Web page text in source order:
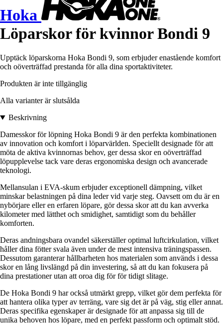
Hoka
Löparskor för kvinnor Bondi 9
Upptäck löparskorna Hoka Bondi 9, som erbjuder enastående komfort
och oöverträffad prestanda för alla dina sportaktiviteter.
Produkten är inte tillgänglig
Alla varianter är slutsålda
Beskrivning
Damesskor för löpning Hoka Bondi 9 är den perfekta kombinationen
av innovation och komfort i löparvärlden. Speciellt designade för att
möta de aktiva kvinnornas behov, ger dessa skor en oöverträffad
löpupplevelse tack vare deras ergonomiska design och avancerade
teknologi.
Mellansulan i EVA-skum erbjuder exceptionell dämpning, vilket
minskar belastningen på dina leder vid varje steg. Oavsett om du är en
nybörjare eller en erfaren löpare, gör dessa skor att du kan avverka
kilometer med lätthet och smidighet, samtidigt som du behåller
komforten.
Deras andningsbara ovandel säkerställer optimal luftcirkulation, vilket
håller dina fötter svala även under de mest intensiva träningspassen.
Dessutom garanterar hållbarheten hos materialen som används i dessa
skor en lång livslängd på din investering, så att du kan fokusera på
dina prestationer utan att oroa dig för för tidigt slitage.
De Hoka Bondi 9 har också utmärkt grepp, vilket gör dem perfekta för
att hantera olika typer av terräng, vare sig det är på väg, stig eller annat.
Deras specifika egenskaper är designade för att anpassa sig till de
unika behoven hos löpare, med en perfekt passform och optimalt stöd.